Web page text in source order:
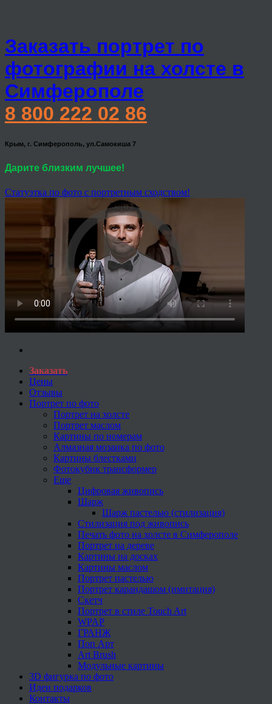
Заказать портрет по
фотографии на холсте в
Симферополе
8 800 222 02 86
Крым, г. Симферополь, ул.Самокиша 7
Дарите близким лучшее!
Статуэтка по фото с портретным сходством!
Заказать
Цены
Отзывы
Портрет по фото
Портрет на холсте
Портрет маслом
Картины по номерам
Алмазная мозаика по фото
Картины блестками
Фотокубик трансформер
Еще
Цифровая живопись
Шарж
Шарж пастелью (стилизация)
Стилизация под живопись
Печать фото на холсте в Симферополе
Портрет на дереве
Картины на досках
Картины маслом
Портрет пастелью
Портрет карандашом (имитация)
Скетч
Портрет в стиле Touch Art
WPAP
ГРАНЖ
Поп Арт
Art Brush
Модульные картины
3D фигурка по фото
Идеи подарков
Контакты